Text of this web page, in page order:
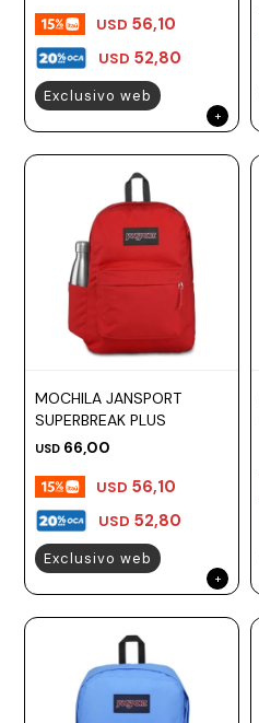
USD 52,80
USD 56,10
Exclusivo web
MOCHILA JANSPORT
SUPERBREAK PLUS
USD 66,00
USD 52,80
USD 56,10
Exclusivo web